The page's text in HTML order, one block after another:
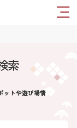
索
ットや遊び場情